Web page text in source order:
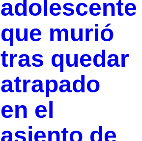
adolescente
que murió
tras quedar
atrapado
en el
asiento de